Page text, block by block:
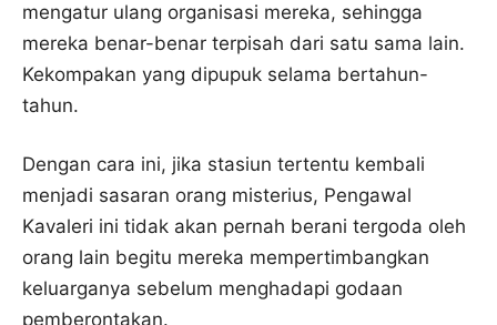
mengatur ulang organisasi mereka, sehingga
mereka benar-benar terpisah dari satu sama lain.
Kekompakan yang dipupuk selama bertahun-
tahun.
Dengan cara ini, jika stasiun tertentu kembali
menjadi sasaran orang misterius, Pengawal
Kavaleri ini tidak akan pernah berani tergoda oleh
orang lain begitu mereka mempertimbangkan
keluarganya sebelum menghadapi godaan
pemberontakan.